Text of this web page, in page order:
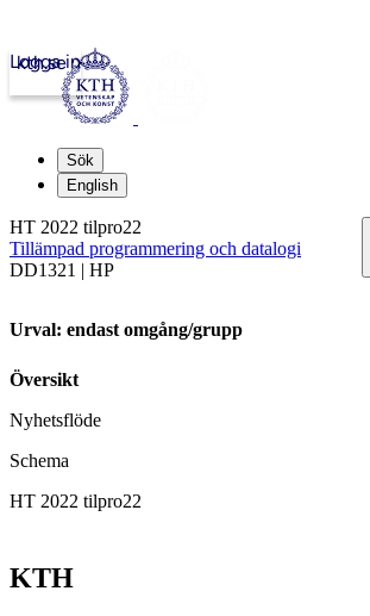
kth.se
Logga in
Sök
English
HT 2022 tilpro22
Tillämpad programmering och datalogi
DD1321 | HP
Urval: endast omgång/grupp
Översikt
Nyhetsflöde
Schema
HT 2022 tilpro22
KTH